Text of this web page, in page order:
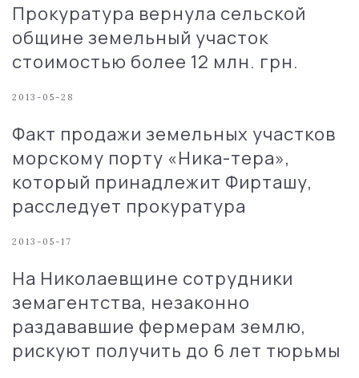
Прокуратура вернула сельской
общине земельный участок
стоимостью более 12 млн. грн.
2013-05-28
Факт продажи земельных участков
морскому порту «Ника-тера»,
который принадлежит Фирташу,
расследует прокуратура
2013-05-17
На Николаевщине сотрудники
земагентства, незаконно
раздававшие фермерам землю,
рискуют получить до 6 лет тюрьмы